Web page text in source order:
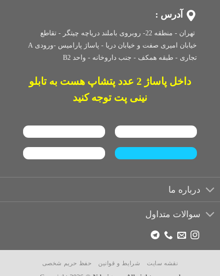
آدرس :
تهران - منطقه 22- روبروی باملند دریاچه چیتگر - تقاطع
خیابان امیری صفت و خیابان دریا - پاساژ پارامیس -ورودی A
تجاری - طبقه همکف - جنب داروخانه - واحد B2
داخل پاساژ 2 عدد پتشاپ هست به تابلو
نینی پت توجه کنید
درباره ما
سوالات متداول
نقشه سایت شرایط و قوانین حفظ حریم شخصی